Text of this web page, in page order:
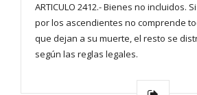
ARTICULO 2412.- Bienes no incluidos.
por los ascendientes no comprende
que dejan a su muerte, el resto se
según las reglas legales.